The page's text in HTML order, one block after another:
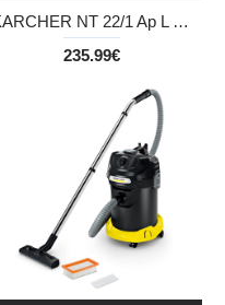
KARCHER NT 22/1 Ap L Σκούπα υγρής και ξηρής αναρρόφησης
235.99€